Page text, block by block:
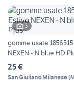
3
gomme usate
NEXEN - N blue HD
25 €
San Giuliano Milanese(